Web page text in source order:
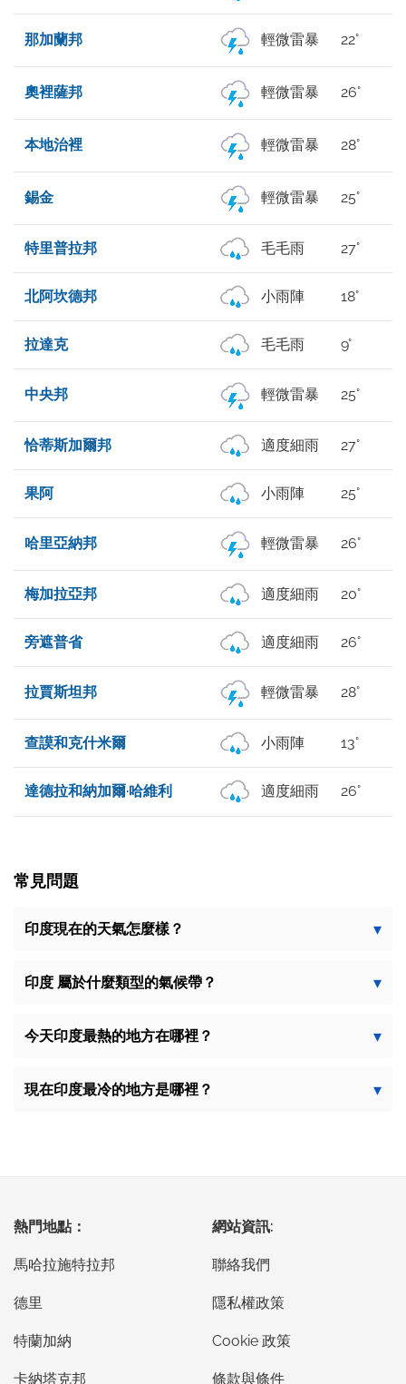
那加蘭邦 輕微雷暴 22°
奧裡薩邦 輕微雷暴 26°
本地治裡 輕微雷暴 28°
錫金 輕微雷暴 25°
特里普拉邦 毛毛雨 27°
北阿坎德邦 小雨陣 18°
拉達克 毛毛雨 9°
中央邦 輕微雷暴 25°
恰蒂斯加爾邦 適度細雨 27°
果阿 小雨陣 25°
哈里亞納邦 輕微雷暴 26°
梅加拉亞邦 適度細雨 20°
旁遮普省 適度細雨 26°
拉賈斯坦邦 輕微雷暴 28°
查謨和克什米爾 小雨陣 13°
達德拉和納加爾·哈維利 適度細雨 26°
常見問題
印度現在的天氣怎麼樣？
印度 屬於什麼類型的氣候帶？
今天印度最熱的地方在哪裡？
現在印度最冷的地方是哪裡？
熱門地點：
馬哈拉施特拉邦
德里
特蘭加納
卡納塔克邦
網站資訊:
聯絡我們
隱私權政策
Cookie 政策
條款與條件